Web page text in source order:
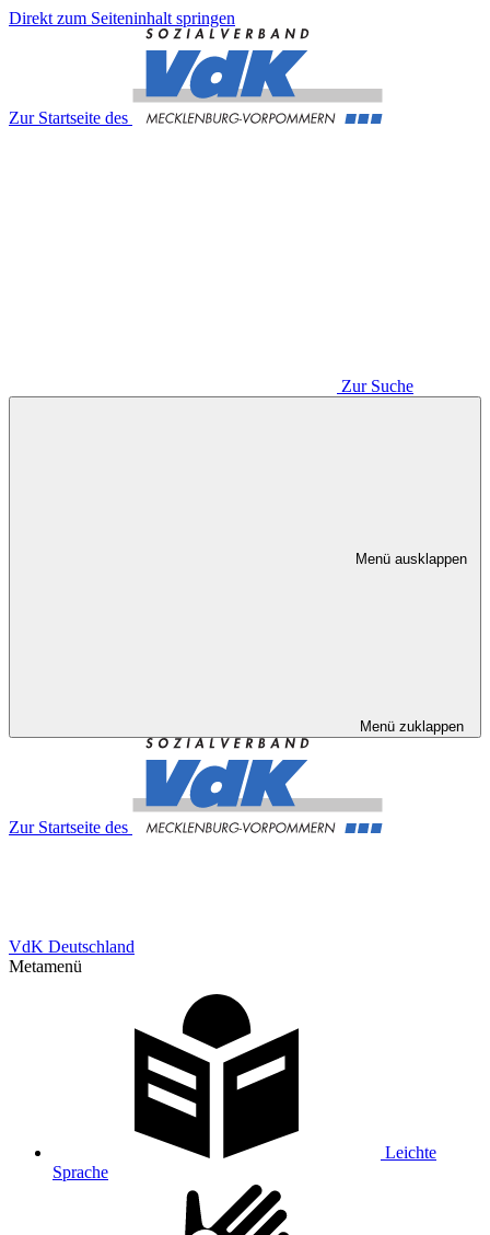
Direkt zum Seiteninhalt springen
Zur Startseite des
Zur Suche
Menü ausklappen
Menü zuklappen
Zur Startseite des
VdK Deutschland
Metamenü
Leichte
Sprache